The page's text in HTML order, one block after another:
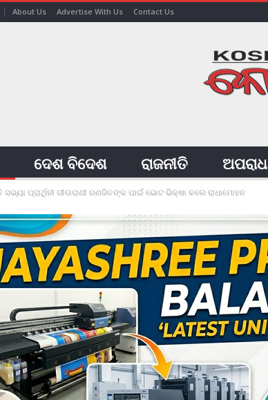
About Us Advertise With Us Contact Us
ଦେଶ ବିଦେଶ ରାଜନୀତି ଅପରାଧ
ପ୍ରାର୍ଥିନୀ ଗୀତାରାଣୀ ରଣଜିତଙ୍କ ପାଇଁ ଭୋଟ ଭିକ୍ଷା କଲେ ରାଧାମୋହନ